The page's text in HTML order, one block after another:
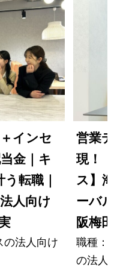
インセ
金｜キ
転職｜
人向け
の法人向け
営業
現！
ス】
ーバ
阪梅田
職種：
の法人